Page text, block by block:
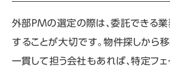
外部PMの選定の際は、委託できる
することが大切です。物件探しから
一貫して担う会社もあれば、特定フ